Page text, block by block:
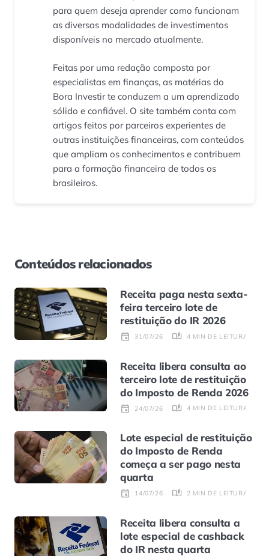
para quem deseja aprender como funcionam
as diversas modalidades de investimentos
disponíveis no mercado atualmente.
Feitas por uma redação composta por
especialistas em finanças, as matérias do
Bora Investir te conduzem a um aprendizado
sólido e confiável. O site também conta com
artigos feitos por parceiros experientes de
outras instituições financeiras, com conteúdos
que ampliam os conhecimentos e contribuem
para a formação financeira de todos os
brasileiros.
Conteúdos relacionados
Receita paga nesta sexta-
feira terceiro lote de
restituição do IR 2026
31/07/26 4 MIN DE LEITURA
Receita libera consulta ao
terceiro lote de restituição
do Imposto de Renda 2026
24/07/26 4 MIN DE LEITURA
Lote especial de restituição
do Imposto de Renda
começa a ser pago nesta
quarta
14/07/26 2 MIN DE LEITURA
Receita libera consulta a
lote especial de cashback
do IR nesta quarta